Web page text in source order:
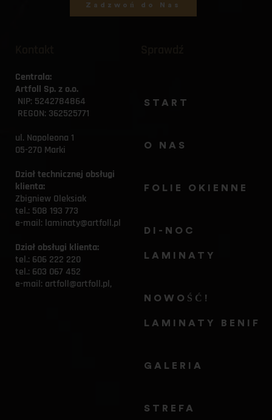
Zadzwoń do Nas
Centrala:
Artfoll Sp. z o.o.
NIP: 5242784864
REGON: 362525771
ul. Napoleona 1
05-270 Marki
Dział technicznej obsługi
klienta:
Zbigniew Oleksiak
tel.: 508 193 773
e-mail: laminaty@artfoll.pl
Dział obsługi klienta:
tel.: 606 222 220
tel.: 603 067 452
e-mail: artfoll@artfoll.pl,
START
O NAS
FOLIE OKIENNE
DI-NOC
LAMINATY
NOWOŚĆ!
LAMINATY BENIF
GALERIA
STREFA